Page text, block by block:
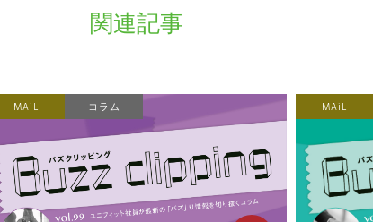
関連記事
MAiL コラム MAiL